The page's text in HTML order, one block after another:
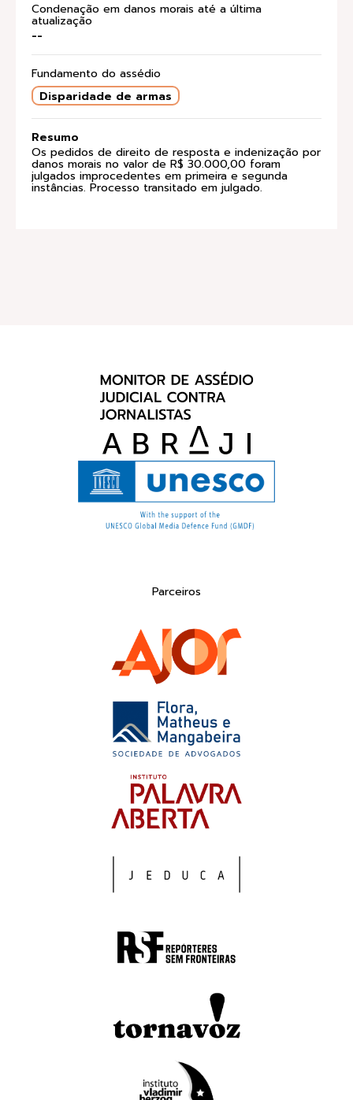
Condenação em danos morais até a última
atualização
--
Fundamento do assédio
Disparidade de armas
Resumo
Os pedidos de direito de resposta e indenização por
danos morais no valor de R$ 30.000,00 foram
julgados improcedentes em primeira e segunda
instâncias. Processo transitado em julgado.
Parceiros